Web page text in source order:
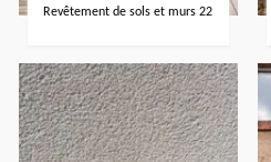
Revêtement de sols et murs 22